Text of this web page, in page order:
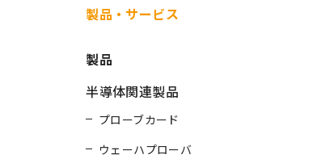
製品・サービス
製品
半導体関連製品
プローブカード
ウェーハプローバ